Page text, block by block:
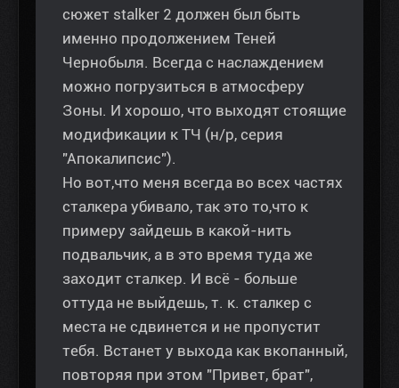
сюжет stalker 2 должен был быть
именно продолжением Теней
Чернобыля. Всегда с наслаждением
можно погрузиться в атмосферу
Зоны. И хорошо, что выходят стоящие
модификации к ТЧ (н/р, серия
"Апокалипсис").
Но вот,что меня всегда во всех частях
сталкера убивало, так это то,что к
примеру зайдешь в какой-нить
подвальчик, а в это время туда же
заходит сталкер. И всё - больше
оттуда не выйдешь, т. к. сталкер с
места не сдвинется и не пропустит
тебя. Встанет у выхода как вкопанный,
повторяя при этом "Привет, брат",